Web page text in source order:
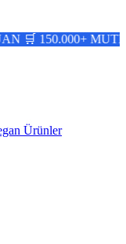
MUTLU
Ürünler